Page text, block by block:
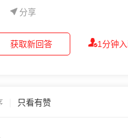
分享
1分钟
获取新回答
只看有赞